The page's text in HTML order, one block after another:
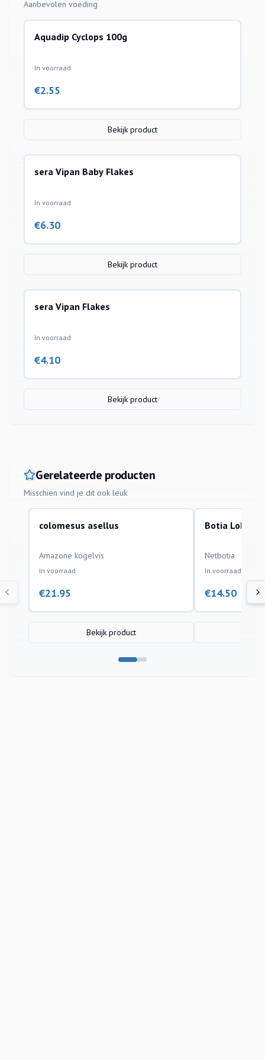
Aanbevolen voeding
Aquadip Cyclops 100g
In voorraad
€2.55
Bekijk product
sera Vipan Baby Flakes
In voorraad
€6.30
Bekijk product
sera Vipan Flakes
In voorraad
€4.10
Bekijk product
Gerelateerde producten
Misschien vind je dit ook leuk
aquariumvissen
colomesus asellus
Amazone kogelvis
In voorraad
€21.95
Bekijk product
aquariumvissen
Botia
Netbotia
In voorraad
€14.50